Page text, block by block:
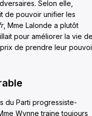
Selon elle,
de pouvoir unifier les
, Mme Lalonde a plutôt
pour améliorer la vie
de prendre leur
du Parti progressiste-
Wynne traine toujours